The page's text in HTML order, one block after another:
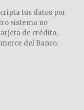
tus datos por
sistema no
de crédito,
del Banco.